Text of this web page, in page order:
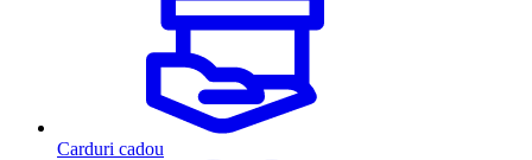
Carduri cadou